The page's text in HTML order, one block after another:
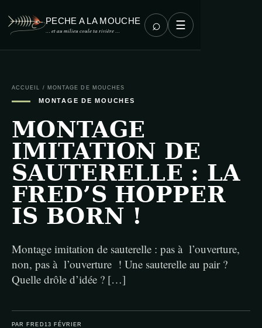
PECHE A LA MOUCHE
… et au milieu coule ta rivière … ⌕ ☰
ACCUEIL / MONTAGE DE MOUCHES
MONTAGE DE MOUCHES
MONTAGE
IMITATION DE
SAUTERELLE : LA
FRED’S HOPPER
IS BORN !
Montage imitation de sauterelle : pas à l’ouverture,
non, pas à l’ouverture ! Une sauterelle au pair ?
Quelle drôle d’idée ? […]
PAR FRED 13 FÉVRIER